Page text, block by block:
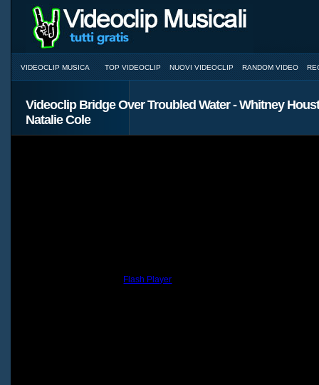
VIDEOCLIP MUSICA TOP VIDEOCLIP NUOVI VIDEOCLIP RANDOM VIDEO
Videoclip Bridge Over Troubled Water - Whitney
Natalie Cole
Flash Player